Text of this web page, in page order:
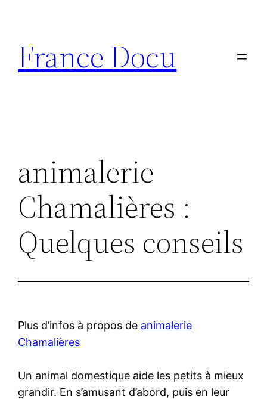
contenu
France Docu
animalerie
Chamalières :
Quelques conseils
Plus d’infos à propos de animalerie
Chamalières
Un animal domestique aide les petits à mieux
grandir. En s’amusant d’abord, puis en leur